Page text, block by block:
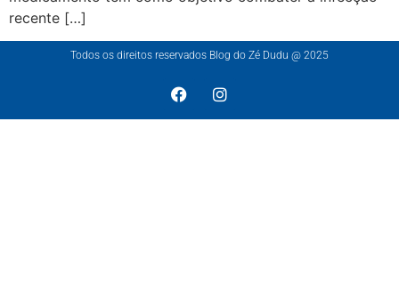
recente […]
Todos os direitos reservados Blog do Zé Dudu @ 2025